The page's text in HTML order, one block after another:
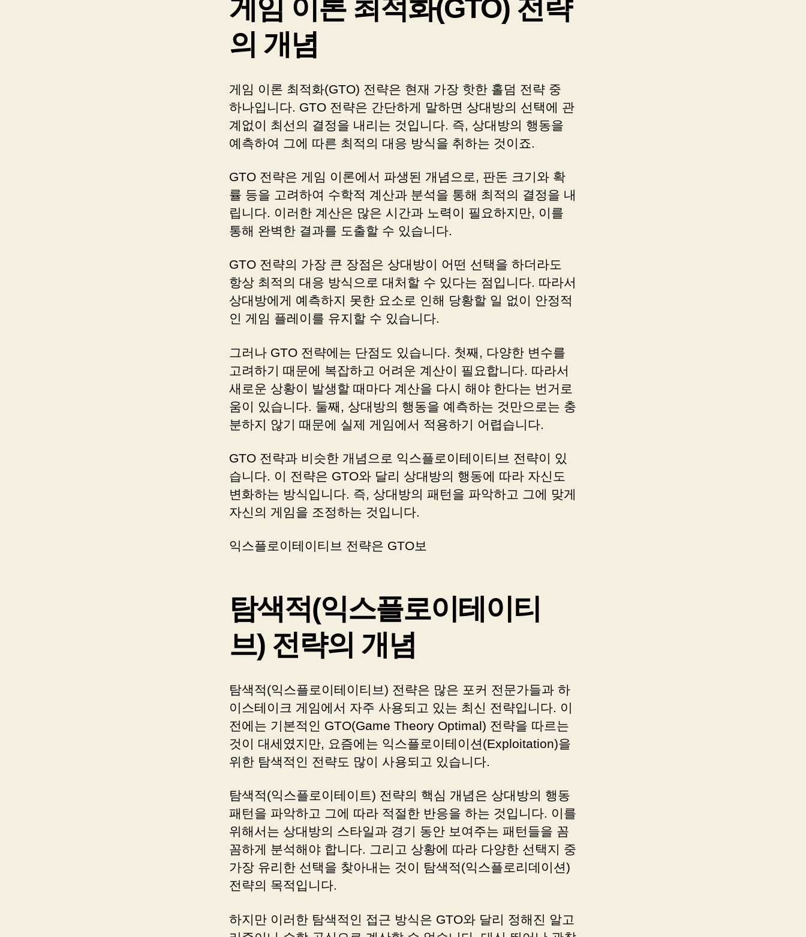
게임 이론 최적화(GTO) 전략
의 개념
게임 이론 최적화(GTO) 전략은 현재 가장 핫한 홀덤 전략 중
하나입니다. GTO 전략은 간단하게 말하면 상대방의 선택에 관
계없이 최선의 결정을 내리는 것입니다. 즉, 상대방의 행동을
예측하여 그에 따른 최적의 대응 방식을 취하는 것이죠.
GTO 전략은 게임 이론에서 파생된 개념으로, 판돈 크기와 확
률 등을 고려하여 수학적 계산과 분석을 통해 최적의 결정을 내
립니다. 이러한 계산은 많은 시간과 노력이 필요하지만, 이를
통해 완벽한 결과를 도출할 수 있습니다.
GTO 전략의 가장 큰 장점은 상대방이 어떤 선택을 하더라도
항상 최적의 대응 방식으로 대처할 수 있다는 점입니다. 따라서
상대방에게 예측하지 못한 요소로 인해 당황할 일 없이 안정적
인 게임 플레이를 유지할 수 있습니다.
그러나 GTO 전략에는 단점도 있습니다. 첫째, 다양한 변수를
고려하기 때문에 복잡하고 어려운 계산이 필요합니다. 따라서
새로운 상황이 발생할 때마다 계산을 다시 해야 한다는 번거로
움이 있습니다. 둘째, 상대방의 행동을 예측하는 것만으로는 충
분하지 않기 때문에 실제 게임에서 적용하기 어렵습니다.
GTO 전략과 비슷한 개념으로 익스플로이테이티브 전략이 있
습니다. 이 전략은 GTO와 달리 상대방의 행동에 따라 자신도
변화하는 방식입니다. 즉, 상대방의 패턴을 파악하고 그에 맞게
자신의 게임을 조정하는 것입니다.
익스플로이테이티브 전략은 GTO보
탐색적(익스플로이테이티
브) 전략의 개념
탐색적(익스플로이테이티브) 전략은 많은 포커 전문가들과 하
이스테이크 게임에서 자주 사용되고 있는 최신 전략입니다. 이
전에는 기본적인 GTO(Game Theory Optimal) 전략을 따르는
것이 대세였지만, 요즘에는 익스플로이테이션(Exploitation)을
위한 탐색적인 전략도 많이 사용되고 있습니다.
탐색적(익스플로이테이트) 전략의 핵심 개념은 상대방의 행동
패턴을 파악하고 그에 따라 적절한 반응을 하는 것입니다. 이를
위해서는 상대방의 스타일과 경기 동안 보여주는 패턴들을 꼼
꼼하게 분석해야 합니다. 그리고 상황에 따라 다양한 선택지 중
가장 유리한 선택을 찾아내는 것이 탐색적(익스플로리데이션)
전략의 목적입니다.
하지만 이러한 탐색적인 접근 방식은 GTO와 달리 정해진 알고